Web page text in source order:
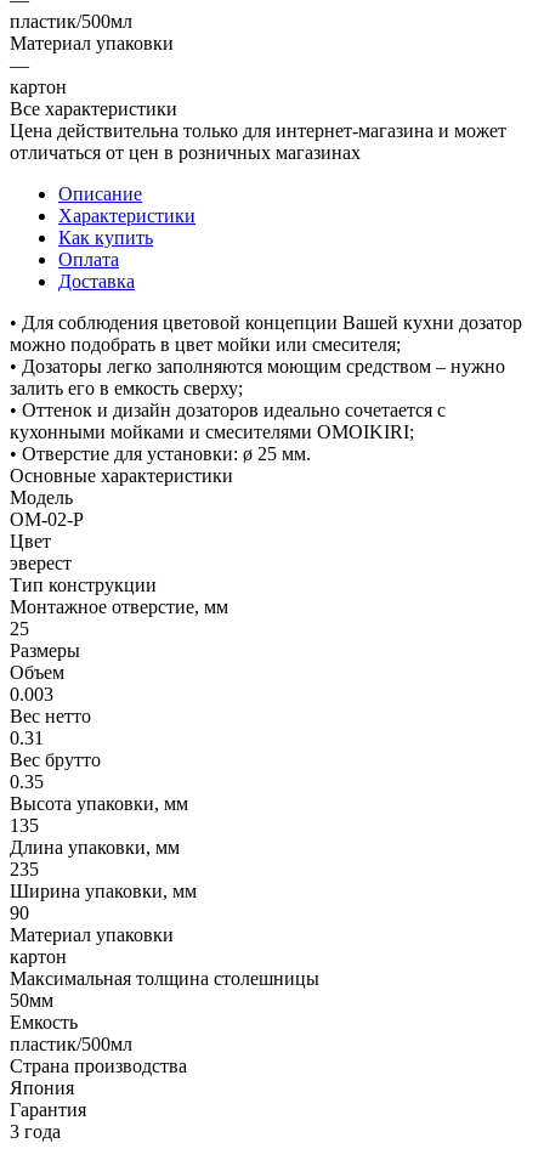
пластик/500мл
Материал упаковки
—
картон
Все характеристики
Цена действительна только для интернет-магазина и может
отличаться от цен в розничных магазинах
Описание
Характеристики
Как купить
Оплата
Доставка
• Для соблюдения цветовой концепции Вашей кухни дозатор
можно подобрать в цвет мойки или смесителя;
• Дозаторы легко заполняются моющим средством – нужно
залить его в емкость сверху;
• Оттенок и дизайн дозаторов идеально сочетается с
кухонными мойками и смесителями OMOIKIRI;
• Отверстие для установки: ø 25 мм.
Основные характеристики
Модель
OM-02-P
Цвет
эверест
Тип конструкции
Монтажное отверстие, мм
25
Размеры
Объем
0.003
Вес нетто
0.31
Вес брутто
0.35
Высота упаковки, мм
135
Длина упаковки, мм
235
Ширина упаковки, мм
90
Материал упаковки
картон
Максимальная толщина столешницы
50мм
Емкость
пластик/500мл
Страна производства
Япония
Гарантия
3 года